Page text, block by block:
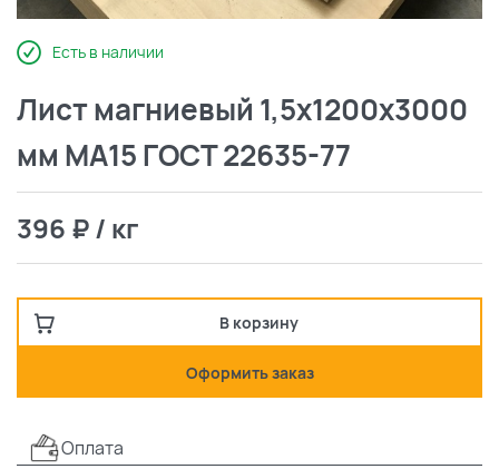
Есть в наличии
Лист магниевый 1,5х1200х3000
мм МА15 ГОСТ 22635-77
396 ₽ / кг
В корзину
Оформить заказ
Оплата